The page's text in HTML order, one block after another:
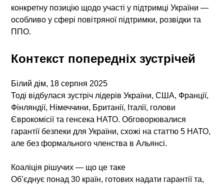
конкретну позицію щодо участі у підтримці України —
особливо у сфері повітряної підтримки, розвідки та
ППО.
Контекст попередніх зустрічей
Білий дім, 18 серпня 2025
Тоді відбулася зустріч лідерів України, США, Франції,
Фінляндії, Німеччини, Британії, Італії, голови
Єврокомісії та генсека НАТО. Обговорювалися
гарантії безпеки для України, схожі на статтю 5 НАТО,
але без формального членства в Альянсі.
Коаліція рішучих — що це таке
Об’єднує понад 30 країн, готових надати гарантії та,